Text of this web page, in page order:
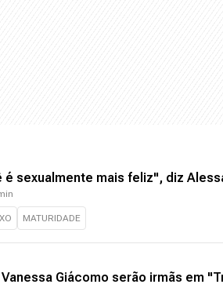
é sexualmente mais feliz", diz
MATURIDADE
Giácomo serão irmãs em